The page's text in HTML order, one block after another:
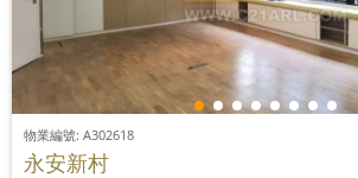
物業編號: A302618
永安新村